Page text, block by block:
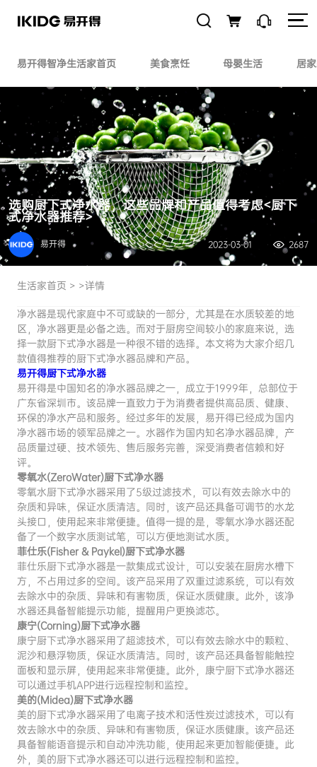
易开得智净生活家首页 美食烹饪 母婴生活 居
选购厨下式净水器，这些品牌和产品值得考虑<厨下
式净水器推荐>
易开得 2023-03-01 2687
生活家首页 > >详情
净水器是现代家庭中不可或缺的一部分，尤其是在水质较差的地
区，净水器更是必备之选。而对于厨房空间较小的家庭来说，选
择一款厨下式净水器是一种很不错的选择。本文将为大家介绍几
款值得推荐的厨下式净水器品牌和产品。
易开得厨下式净水器
易开得是中国知名的净水器品牌之一，成立于1999年，总部位于
广东省深圳市。该品牌一直致力于为消费者提供高品质、健康、
环保的净水产品和服务。经过多年的发展，易开得已经成为国内
净水器市场的领军品牌之一。水器作为国内知名净水器品牌，产
品质量过硬、技术领先、售后服务完善，深受消费者信赖和好
评。
零氧水(ZeroWater)厨下式净水器
零氧水厨下式净水器采用了5级过滤技术，可以有效去除水中的
杂质和异味，保证水质清洁。同时，该产品还具备可调节的水龙
头接口，使用起来非常便捷。值得一提的是，零氧水净水器还配
备了一个数字水质测试笔，可以方便地测试水质。
菲仕乐(Fisher & Paykel)厨下式净水器
菲仕乐厨下式净水器是一款集成式设计，可以安装在厨房水槽下
方，不占用过多的空间。该产品采用了双重过滤系统，可以有效
去除水中的杂质、异味和有害物质，保证水质健康。此外，该净
水器还具备智能提示功能，提醒用户更换滤芯。
康宁(Corning)厨下式净水器
康宁厨下式净水器采用了超滤技术，可以有效去除水中的颗粒、
泥沙和悬浮物质，保证水质清洁。同时，该产品还具备智能触控
面板和显示屏，使用起来非常便捷。此外，康宁厨下式净水器还
可以通过手机APP进行远程控制和监控。
美的(Midea)厨下式净水器
美的厨下式净水器采用了电离子技术和活性炭过滤技术，可以有
效去除水中的杂质、异味和有害物质，保证水质健康。该产品还
具备智能语音提示和自动冲洗功能，使用起来更加智能便捷。此
外，美的厨下式净水器还可以进行远程控制和监控。